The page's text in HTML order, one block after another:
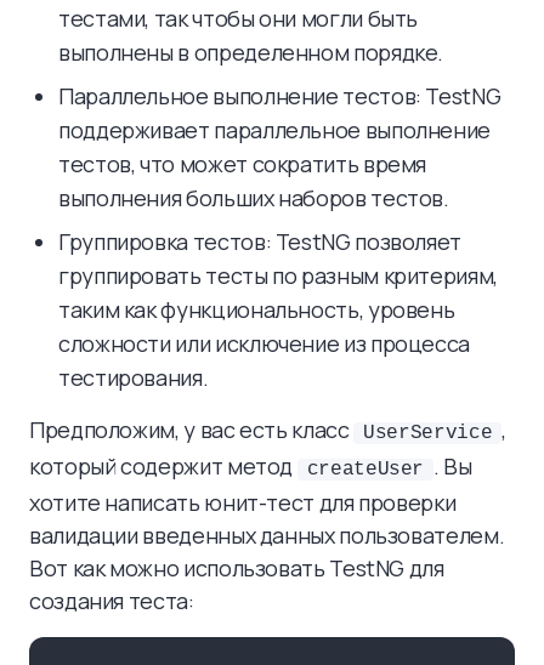
тестами, так чтобы они могли быть
выполнены в определенном порядке.
Параллельное выполнение тестов: TestNG
поддерживает параллельное выполнение
тестов, что может сократить время
выполнения больших наборов тестов.
Группировка тестов: TestNG позволяет
группировать тесты по разным критериям,
таким как функциональность, уровень
сложности или исключение из процесса
тестирования.
Предположим, у вас есть класс
UserService ,
который содержит метод
createUser . Вы
хотите написать юнит-тест для проверки
валидации введенных данных пользователем.
Вот как можно использовать TestNG для
создания теста: